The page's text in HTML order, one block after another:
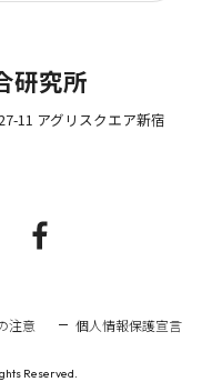
研究所
11 アグリスクエア新宿
注意 個人情報保護宣言
Reserved.